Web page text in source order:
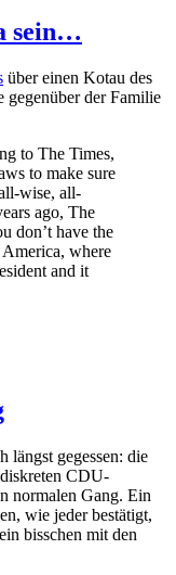
sein…
über einen Kotau des
gegenüber der Familie
to The Times,
to make sure
wise, all-
ago, The
don’t have the
where
and it
längst gegessen: die
CDU-
normalen Gang. Ein
wie jeder bestätigt,
bisschen mit den